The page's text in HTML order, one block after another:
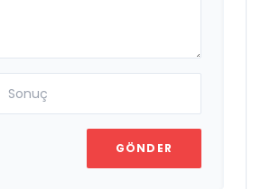
GÖNDER